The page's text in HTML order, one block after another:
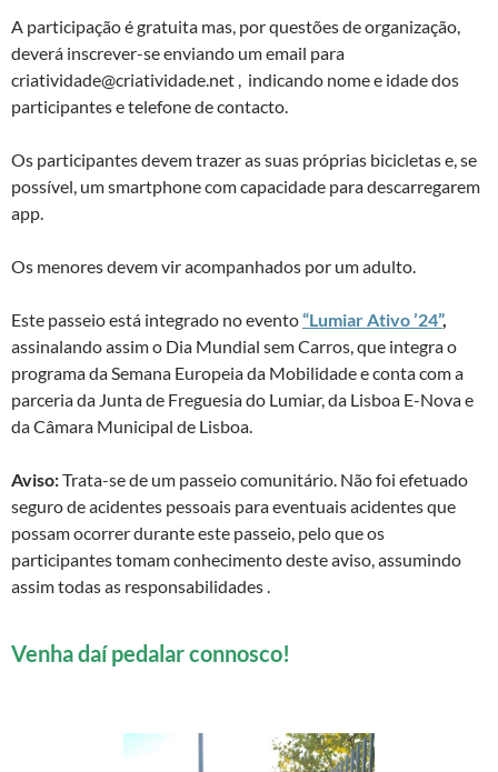
A participação é gratuita mas, por questões de organização,
deverá inscrever-se enviando um email para
criatividade@criatividade.net , indicando nome e idade dos
participantes e telefone de contacto.
Os participantes devem trazer as suas próprias bicicletas e, se
possível, um smartphone com capacidade para descarregarem
app.
Os menores devem vir acompanhados por um adulto.
Este passeio está integrado no evento“Lumiar Ativo ’24”,
assinalando assim o Dia Mundial sem Carros, que integra o
programa da Semana Europeia da Mobilidade e conta com a
parceria da Junta de Freguesia do Lumiar, da Lisboa E-Nova e
da Câmara Municipal de Lisboa.
Aviso:Trata-se de um passeio comunitário. Não foi efetuado
seguro de acidentes pessoais para eventuais acidentes que
possam ocorrer durante este passeio, pelo que os
participantes tomam conhecimento deste aviso, assumindo
assim todas as responsabilidades .
Venha daí pedalar connosco!